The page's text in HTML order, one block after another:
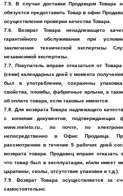
7.5. В случае доставки Продавцом Товара
обязуется предоставить Товар в офис
осуществления проверки качества Товара.
7.6. Возврат Товара ненадлежащего
гарантийного обслуживания при
заключения технической экспертизы
независимой экспертизы.
7.7. Покупатель вправе отказаться от
(семи) календарных дней с момента
был в употреблении, сохранены
свойства, пломбы, фабричные ярлыки, а
об оплате товара, если таковые имеются.
7.8. Для возврата Товара надлежащего
с копиями документов, подтверждающих
www. meleto .ru., по почте, по
непосредственно в Офис Продавца.
рассмотрению в течение 5 рабочих дней
возврата товара. Продавец вправе отказать
что товар был в эксплуатации, и/или имеет
царапины, сколы, отсутствие упаковки и т.д.).
7.9. Возврат Товара осуществляется за
самостоятельно.